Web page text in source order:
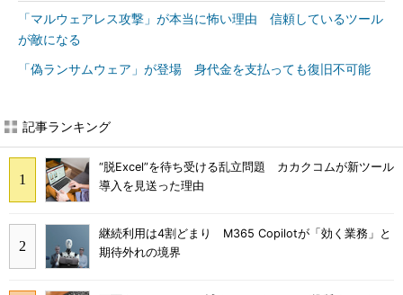
「マルウェアレス攻撃」が本当に怖い理由 信頼しているツール
が敵になる
「偽ランサムウェア」が登場 身代金を支払っても復旧不可能
記事ランキング
“脱Excel”を待ち受ける乱立問題 カカクコムが新ツール
導入を見送った理由
継続利用は4割どまり M365 Copilotが「効く業務」と
期待外れの境界